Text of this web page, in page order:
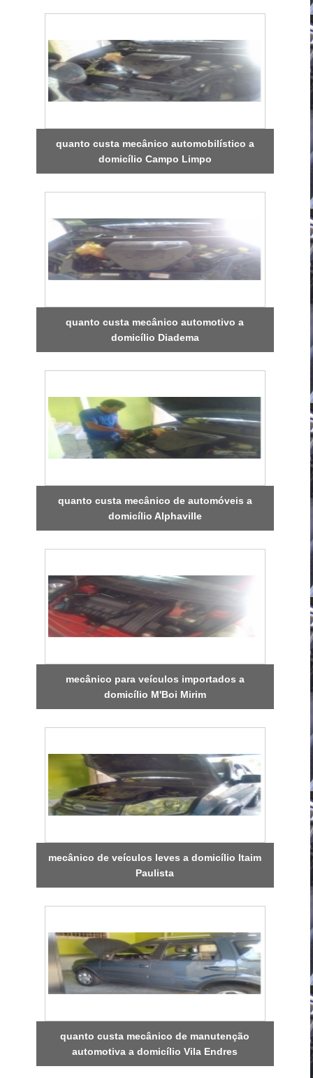
quanto custa mecânico automobilístico a
domicílio Campo Limpo
quanto custa mecânico automotivo a
domicílio Diadema
quanto custa mecânico de automóveis a
domicílio Alphaville
mecânico para veículos importados a
domicílio M'Boi Mirim
mecânico de veículos leves a domicílio Itaim
Paulista
quanto custa mecânico de manutenção
automotiva a domicílio Vila Endres